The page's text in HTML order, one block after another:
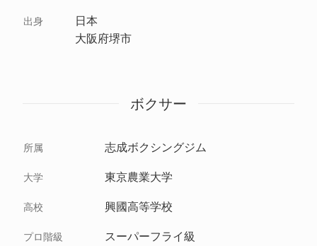
出身
日本
大阪府堺市
ボクサー
所属 志成ボクシングジム
大学 東京農業大学
高校 興國高等学校
プロ階級
スーパーフライ級